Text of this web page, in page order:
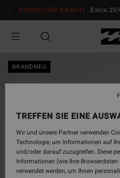
zur
springen
DOPPELTER RABATT Extra
BRANDNEU
TREFFEN SIE EINE
Wir und unsere Partner verwenden
Technologie, um Informationen auf
und/oder darauf zuzugreifen. Diese
Informationen (wie Ihre Browserdaten
verwendet werden, um Ihnen